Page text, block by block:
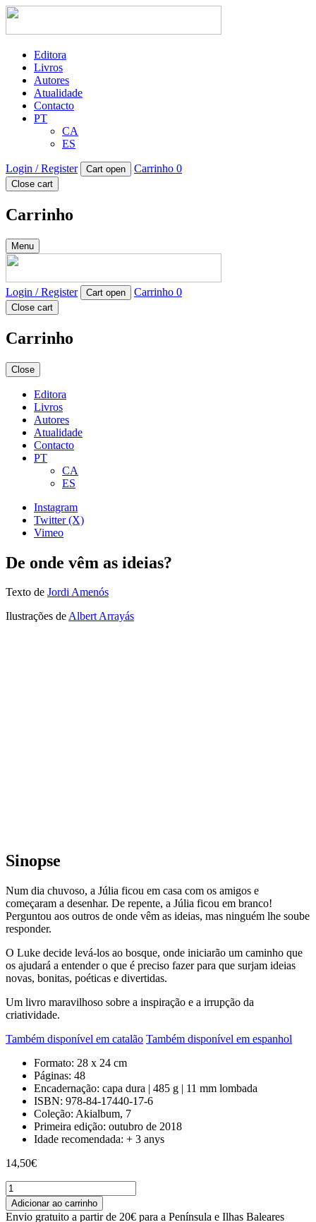
Editora
Livros
Autores
Atualidade
Contacto
PT
CA
ES
Login / Register Cart open Carrinho 0
Close cart
Carrinho
Menu
Login / Register Cart open Carrinho 0
Close cart
Carrinho
Close
Editora
Livros
Autores
Atualidade
Contacto
PT
CA
ES
Instagram
Twitter (X)
Vimeo
De onde vêm as ideias?
Texto de Jordi Amenós
Ilustrações deAlbert Arrayás
Sinopse
Num dia chuvoso, a Júlia ficou em casa com os amigos e
começaram a desenhar. De repente, a Júlia ficou em branco!
Perguntou aos outros de onde vêm as ideias, mas ninguém lhe soube
responder.
O Luke decide levá-los ao bosque, onde iniciarão um caminho que
os ajudará a entender o que é preciso fazer para que surjam ideias
novas, bonitas, poéticas e divertidas.
Um livro maravilhoso sobre a inspiração e a irrupção da
criatividade.
Também disponível em catalão Também disponível em espanhol
Formato: 28 x 24 cm
Páginas: 48
Encadernação: capa dura | 485 g | 11 mm lombada
ISBN: 978-84-17440-17-6
Coleção: Akialbum, 7
Primeira edição: outubro de 2018
Idade recomendada: + 3 anys
14,50€
De
onde
vêm
Adicionar ao carrinho
Envio gratuito a partir de 20€ para a Península e Ilhas Baleares